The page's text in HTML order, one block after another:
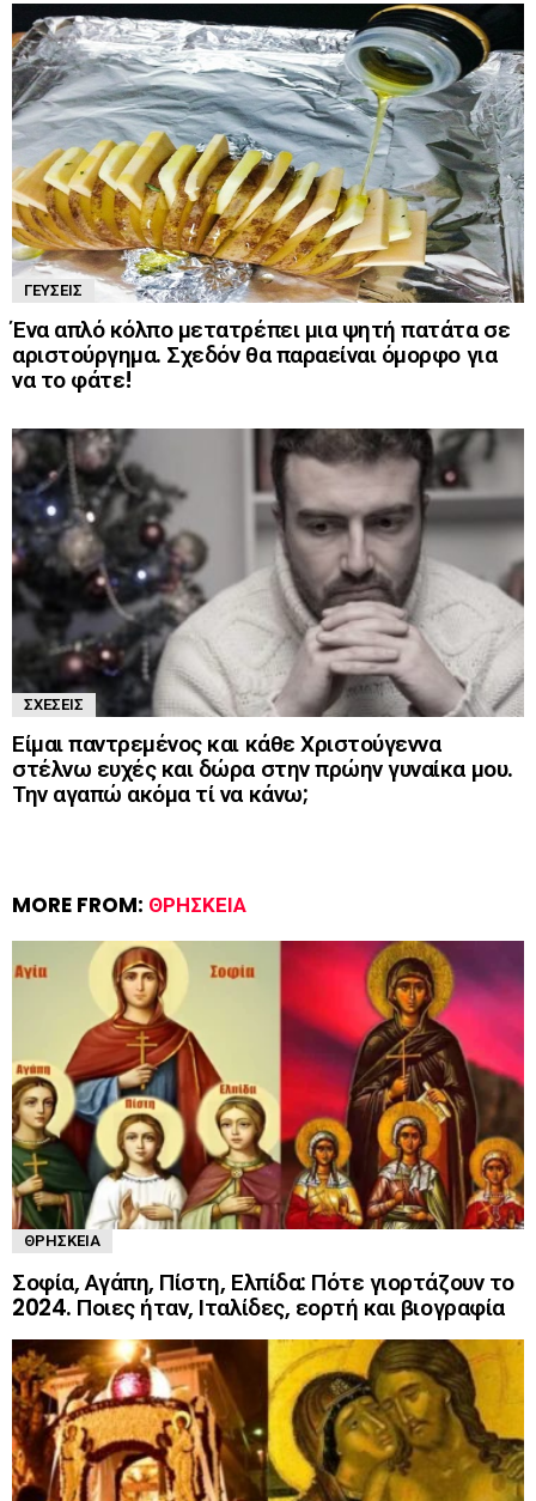
ΓΕΎΣΕΙΣ
Ένα απλό κόλπο μετατρέπει μια ψητή πατάτα σε
αριστούργημα. Σχεδόν θα παραείναι όμορφο για
να το φάτε!
ΣΧΈΣΕΙΣ
Είμαι παντρεμένος και κάθε Χριστούγεννα
στέλνω ευχές και δώρα στην πρώην γυναίκα μου.
Την αγαπώ ακόμα τί να κάνω;
MORE FROM: ΘΡΗΣΚΕΊΑ
ΘΡΗΣΚΕΊΑ
Σοφία, Αγάπη, Πίστη, Ελπίδα: Πότε γιορτάζουν το
2024. Ποιες ήταν, Ιταλίδες, εορτή και βιογραφία